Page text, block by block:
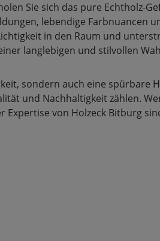
Sie sich das pure Echtholz-
lebendige Farbnuancen
in den Raum und
langlebigen und stilvollen
sondern auch eine spürbare
und Nachhaltigkeit zählen.
von Holzeck Bitburg